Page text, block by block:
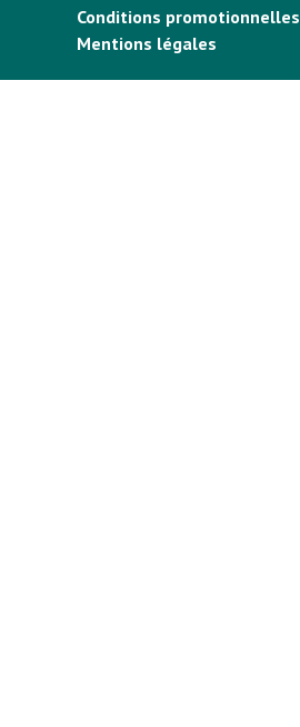
Conditions promotionnelles
Mentions légales